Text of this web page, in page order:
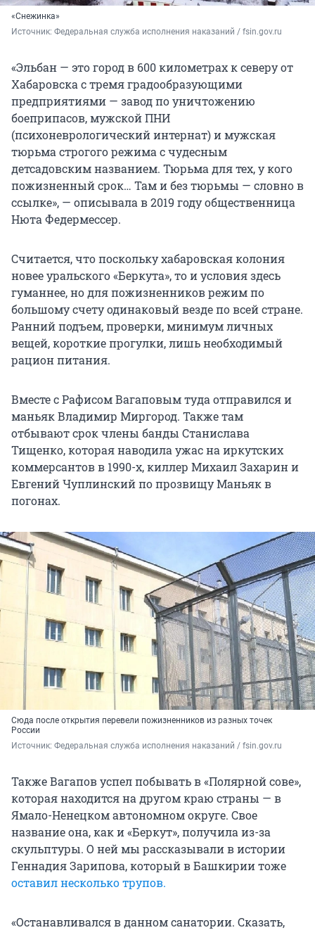
«Снежинка»
Источник: Федеральная служба исполнения наказаний / fsin.gov.ru
«Эльбан — это город в 600 километрах к северу от
Хабаровска с тремя градообразующими
предприятиями — завод по уничтожению
боеприпасов, мужской ПНИ
(психоневрологический интернат) и мужская
тюрьма строгого режима с чудесным
детсадовским названием. Тюрьма для тех, у кого
пожизненный срок… Там и без тюрьмы — словно в
ссылке», — описывала в 2019 году общественница
Нюта Федермессер.
Считается, что поскольку хабаровская колония
новее уральского «Беркута», то и условия здесь
гуманнее, но для пожизненников режим по
большому счету одинаковый везде по всей стране.
Ранний подъем, проверки, минимум личных
вещей, короткие прогулки, лишь необходимый
рацион питания.
Вместе с Рафисом Вагаповым туда отправился и
маньяк Владимир Миргород. Также там
отбывают срок члены банды Станислава
Тищенко, которая наводила ужас на иркутских
коммерсантов в 1990-х, киллер Михаил Захарин и
Евгений Чуплинский по прозвищу Маньяк в
погонах.
Сюда после открытия перевели пожизненников из разных точек
России
Источник: Федеральная служба исполнения наказаний / fsin.gov.ru
Также Вагапов успел побывать в «Полярной сове»,
которая находится на другом краю страны — в
Ямало-Ненецком автономном округе. Свое
название она, как и «Беркут», получила из-за
скульптуры. О ней мы рассказывали в истории
Геннадия Зарипова, который в Башкирии тоже
оставил несколько трупов.
«Останавливался в данном санатории. Сказать,